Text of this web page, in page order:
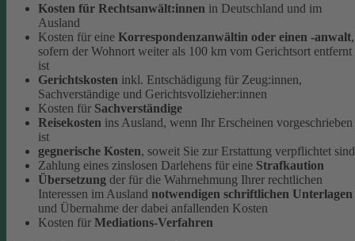
Kosten für Rechtsanwält:innen in Deutschland und im
Ausland
Kosten für eine Korrespondenzanwältin oder einen -anwalt,
sofern der Wohnort weiter als 100 km vom Gerichtsort entfernt
ist
Gerichtskosten inkl. Entschädigung für Zeug:innen,
Sachverständige und Gerichtsvollzieher:innen
Kosten für Sachverständige
Reisekosten ins Ausland, wenn Ihr Erscheinen vorgeschrieben
ist
gegnerische Kosten, soweit Sie zur Erstattung verpflichtet sind
Zahlung eines zinslosen Darlehens für eine Strafkaution
Übersetzung der für die Wahrnehmung Ihrer rechtlichen
Interessen im Ausland notwendigen schriftlichen Unterlagen
und Übernahme der dabei anfallenden Kosten
Kosten für Mediations-Verfahren